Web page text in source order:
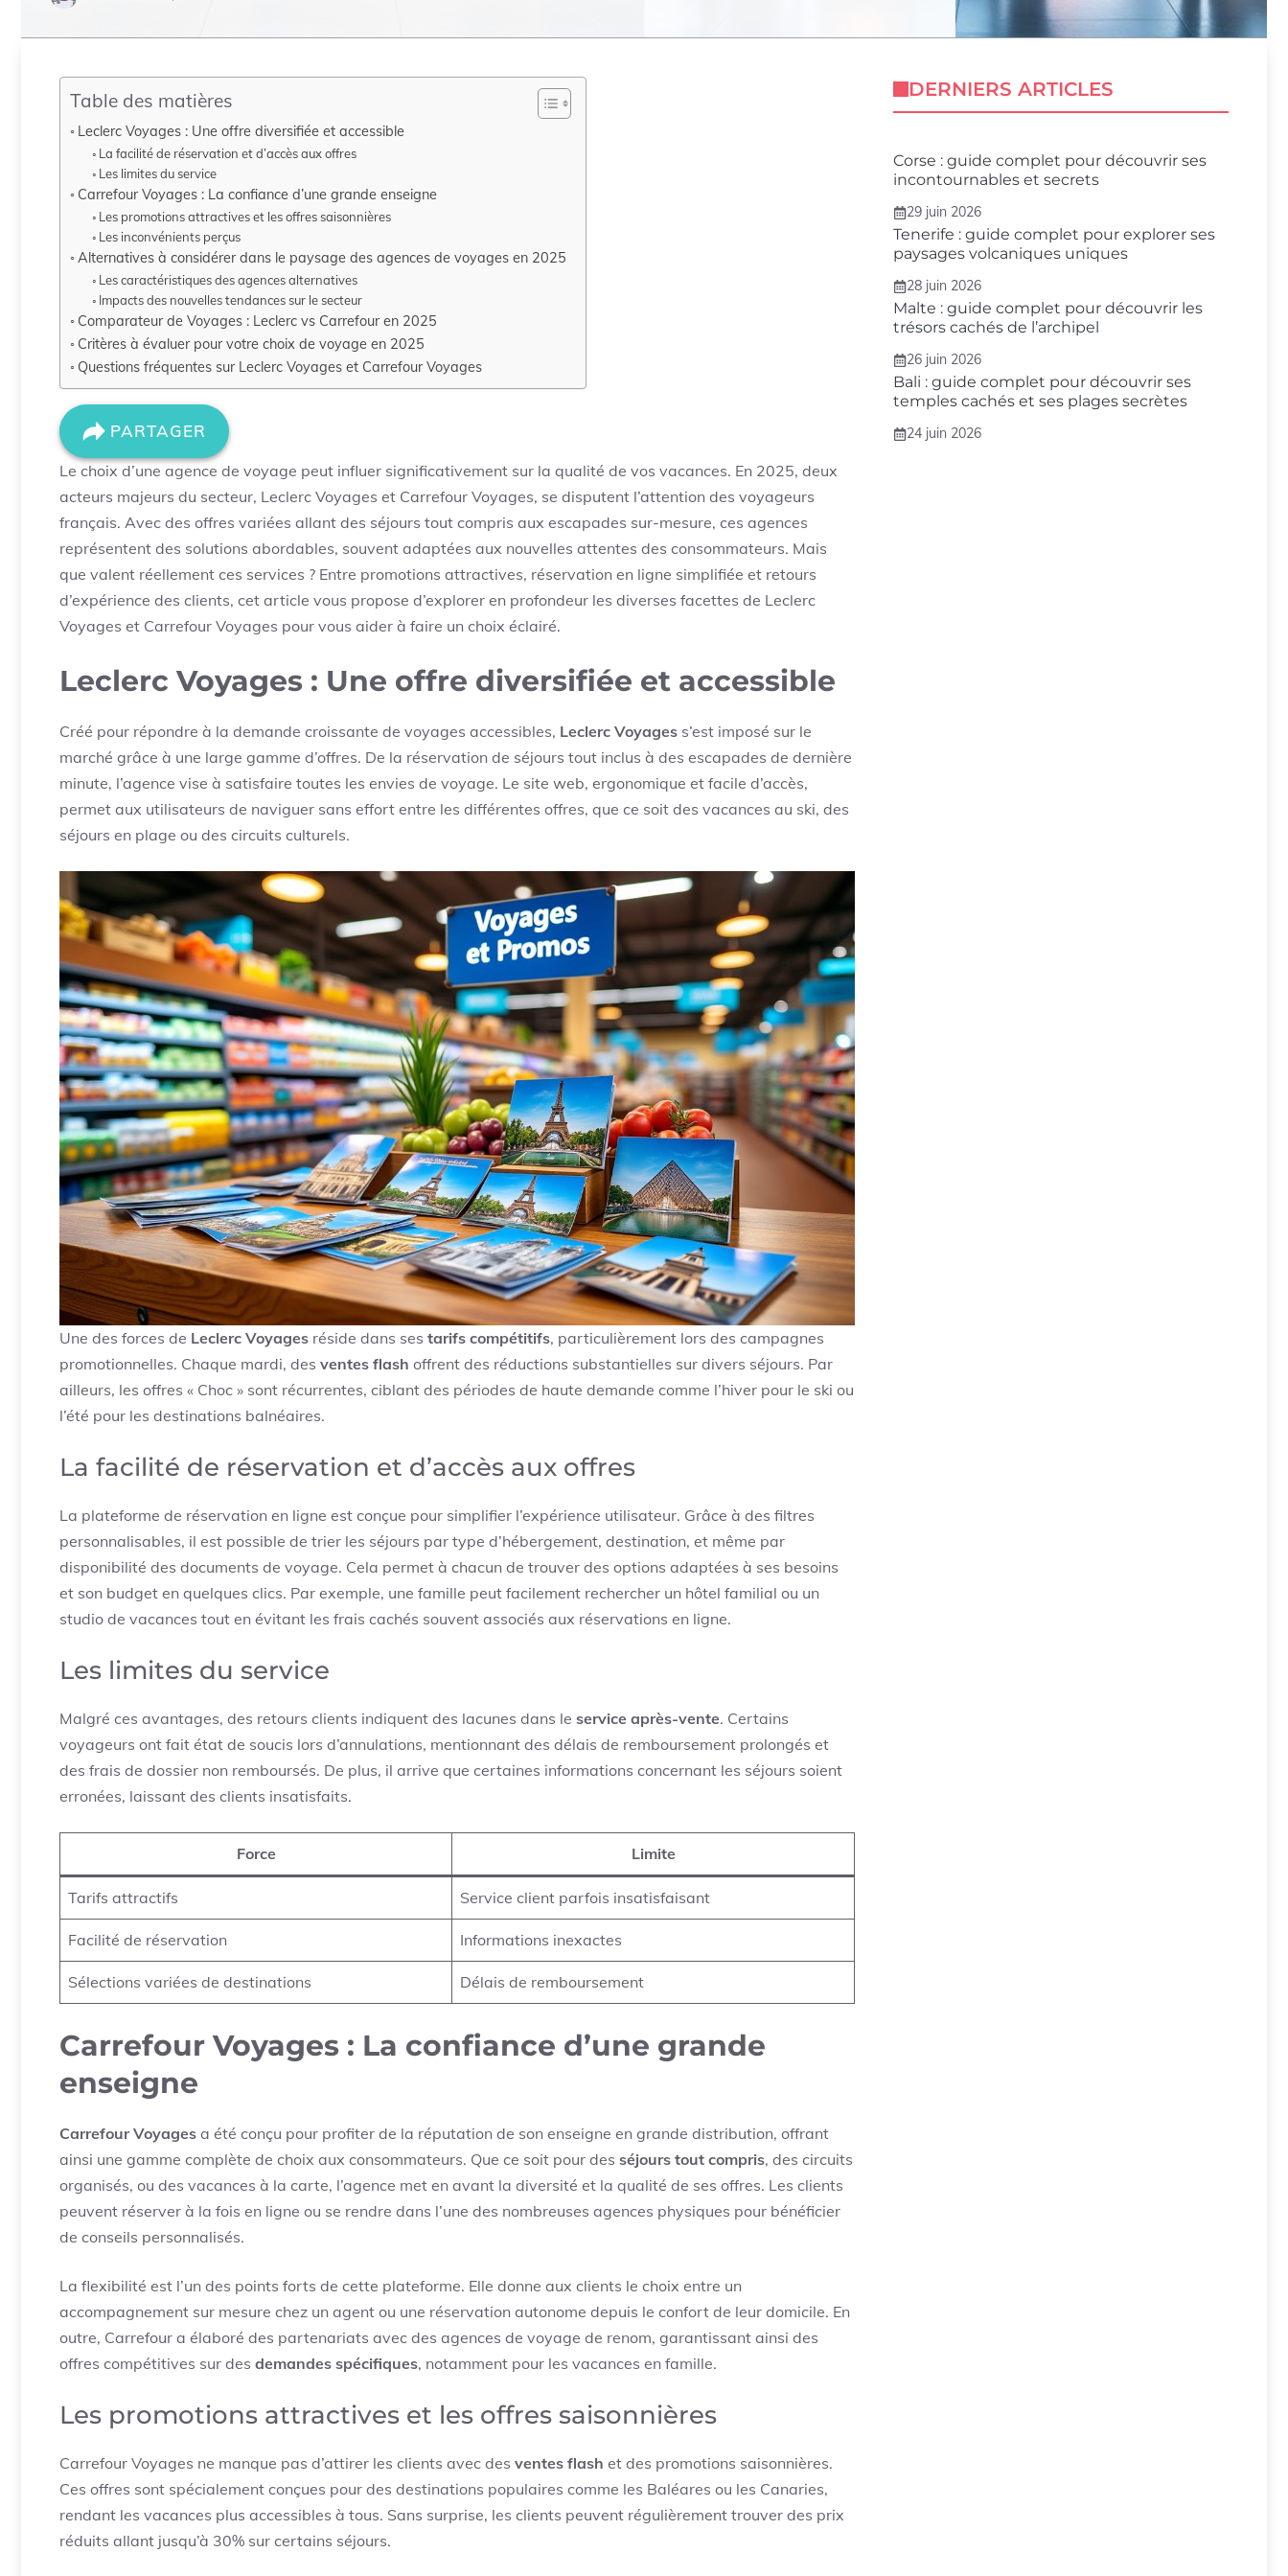
Table des matières
Leclerc Voyages : Une offre diversifiée et accessible
La facilité de réservation et d’accès aux offres
Les limites du service
Carrefour Voyages : La confiance d’une grande enseigne
Les promotions attractives et les offres saisonnières
Les inconvénients perçus
Alternatives à considérer dans le paysage des agences de voyages en 2025
Les caractéristiques des agences alternatives
Impacts des nouvelles tendances sur le secteur
Comparateur de Voyages : Leclerc vs Carrefour en 2025
Critères à évaluer pour votre choix de voyage en 2025
Questions fréquentes sur Leclerc Voyages et Carrefour Voyages
PARTAGER
Le choix d’une agence de voyage peut influer significativement sur la qualité de vos vacances. En 2025, deux
acteurs majeurs du secteur, Leclerc Voyages et Carrefour Voyages, se disputent l’attention des voyageurs
français. Avec des offres variées allant des séjours tout compris aux escapades sur-mesure, ces agences
représentent des solutions abordables, souvent adaptées aux nouvelles attentes des consommateurs. Mais
que valent réellement ces services ? Entre promotions attractives, réservation en ligne simplifiée et retours
d’expérience des clients, cet article vous propose d’explorer en profondeur les diverses facettes de Leclerc
Voyages et Carrefour Voyages pour vous aider à faire un choix éclairé.
Leclerc Voyages : Une offre diversifiée et accessible
Créé pour répondre à la demande croissante de voyages accessibles, Leclerc Voyages s’est imposé sur le
marché grâce à une large gamme d’offres. De la réservation de séjours tout inclus à des escapades de dernière
minute, l’agence vise à satisfaire toutes les envies de voyage. Le site web, ergonomique et facile d’accès,
permet aux utilisateurs de naviguer sans effort entre les différentes offres, que ce soit des vacances au ski, des
séjours en plage ou des circuits culturels.
Une des forces de Leclerc Voyages réside dans ses tarifs compétitifs, particulièrement lors des campagnes
promotionnelles. Chaque mardi, des ventes flash offrent des réductions substantielles sur divers séjours. Par
ailleurs, les offres « Choc » sont récurrentes, ciblant des périodes de haute demande comme l’hiver pour le ski ou
l’été pour les destinations balnéaires.
La facilité de réservation et d’accès aux offres
La plateforme de réservation en ligne est conçue pour simplifier l’expérience utilisateur. Grâce à des filtres
personnalisables, il est possible de trier les séjours par type d’hébergement, destination, et même par
disponibilité des documents de voyage. Cela permet à chacun de trouver des options adaptées à ses besoins
et son budget en quelques clics. Par exemple, une famille peut facilement rechercher un hôtel familial ou un
studio de vacances tout en évitant les frais cachés souvent associés aux réservations en ligne.
Les limites du service
Malgré ces avantages, des retours clients indiquent des lacunes dans le service après-vente. Certains
voyageurs ont fait état de soucis lors d’annulations, mentionnant des délais de remboursement prolongés et
des frais de dossier non remboursés. De plus, il arrive que certaines informations concernant les séjours soient
erronées, laissant des clients insatisfaits.
Force Limite
Tarifs attractifs Service client parfois insatisfaisant
Facilité de réservation Informations inexactes
Sélections variées de destinations Délais de remboursement
Carrefour Voyages : La confiance d’une grande
enseigne
Carrefour Voyages a été conçu pour profiter de la réputation de son enseigne en grande distribution, offrant
ainsi une gamme complète de choix aux consommateurs. Que ce soit pour des séjours tout compris, des circuits
organisés, ou des vacances à la carte, l’agence met en avant la diversité et la qualité de ses offres. Les clients
peuvent réserver à la fois en ligne ou se rendre dans l’une des nombreuses agences physiques pour bénéficier
de conseils personnalisés.
La flexibilité est l’un des points forts de cette plateforme. Elle donne aux clients le choix entre un
accompagnement sur mesure chez un agent ou une réservation autonome depuis le confort de leur domicile. En
outre, Carrefour a élaboré des partenariats avec des agences de voyage de renom, garantissant ainsi des
offres compétitives sur des demandes spécifiques, notamment pour les vacances en famille.
Les promotions attractives et les offres saisonnières
Carrefour Voyages ne manque pas d’attirer les clients avec des ventes flash et des promotions saisonnières.
Ces offres sont spécialement conçues pour des destinations populaires comme les Baléares ou les Canaries,
rendant les vacances plus accessibles à tous. Sans surprise, les clients peuvent régulièrement trouver des prix
réduits allant jusqu’à 30% sur certains séjours.
DERNIERS ARTICLES
Corse : guide complet pour découvrir ses
incontournables et secrets
29 juin 2026
Tenerife : guide complet pour explorer ses
paysages volcaniques uniques
28 juin 2026
Malte : guide complet pour découvrir les
trésors cachés de l’archipel
26 juin 2026
Bali : guide complet pour découvrir ses
temples cachés et ses plages secrètes
24 juin 2026